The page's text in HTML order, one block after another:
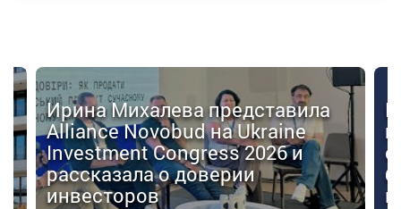
Ирина Михалева представила
Alliance Novobud на Ukraine
Investment Congress 2026 и
рассказала о доверии
инвесторов